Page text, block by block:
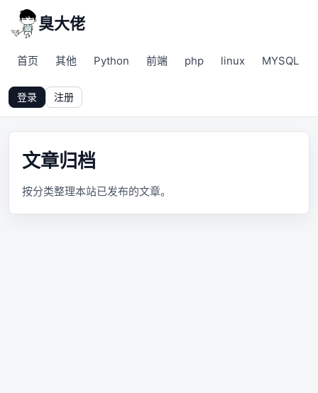
臭大佬
首页 其他 Python 前端 php linux MYSQL
登录 注册
文章归档
按分类整理本站已发布的文章。